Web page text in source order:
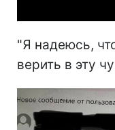
"Я надеюсь,
верить в эту